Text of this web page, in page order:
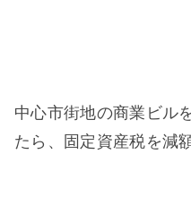
中心市街地の商業ビル
たら、固定資産税を減